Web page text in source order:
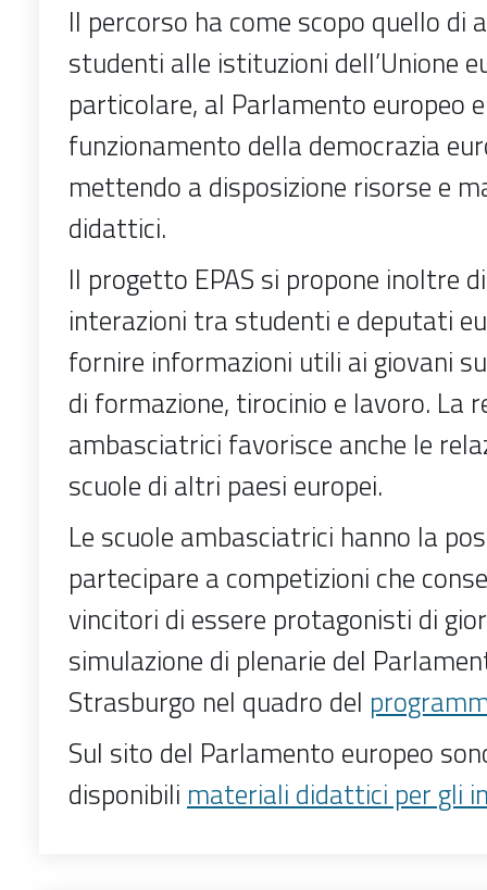
Il percorso ha come scopo quello di
studenti alle istituzioni dell’Unione
particolare, al Parlamento europeo
funzionamento della democrazia
mettendo a disposizione risorse e
didattici.
Il progetto EPAS si propone inoltre
interazioni tra studenti e deputati
fornire informazioni utili ai giovani
di formazione, tirocinio e lavoro. La
ambasciatrici favorisce anche le
scuole di altri paesi europei.
Le scuole ambasciatrici hanno la
partecipare a competizioni che
vincitori di essere protagonisti di
simulazione di plenarie del
Strasburgo nel quadro del
Sul sito del Parlamento europeo
disponibili materiali didattici per gli